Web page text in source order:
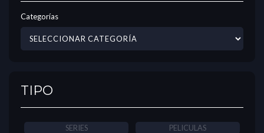
Categorías
TIPO
SERIES PELICULAS